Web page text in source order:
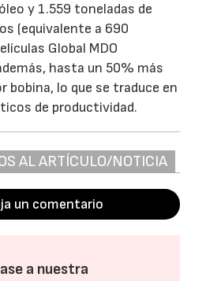
y 1.559 toneladas de
(equivalente a 690
Global MDO
hasta un 50% más
bobina, lo que se traduce en
de productividad.
AL ARTÍCULO/NOTICIA
un comentario
a nuestra